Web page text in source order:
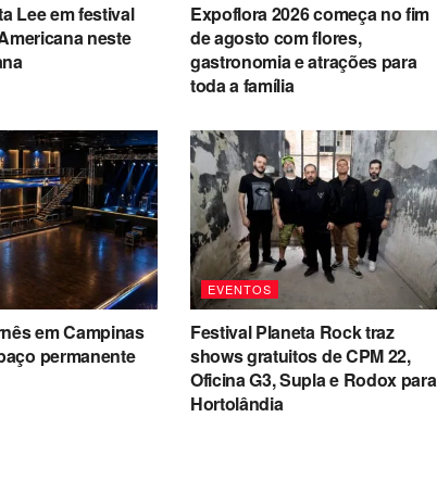
Lee em festival
neste
Expoflora 2026 começa no fim
de agosto com flores,
gastronomia e atrações para
toda a família
em Campinas
permanente
EVENTOS
Festival Planeta Rock traz
shows gratuitos de CPM 22,
Oficina G3, Supla e Rodox para
Hortolândia